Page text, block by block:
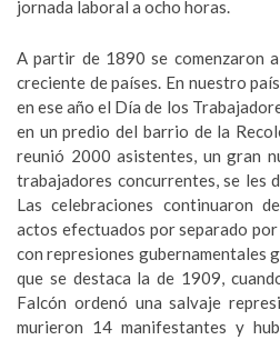
jornada laboral a ocho horas.
A partir de 1890 se comenzaron
creciente de países. En nuestro
en ese año el Día de los
en un predio del barrio de la
reunió 2000 asistentes, un gran
trabajadores concurrentes, se les
Las celebraciones continuaron
actos efectuados por separado
con represiones gubernamentales
que se destaca la de 1909,
Falcón ordenó una salvaje
murieron 14 manifestantes y